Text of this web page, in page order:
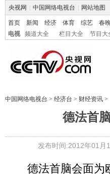
央视网 中国网络电视台 网站地图
首页 新闻 经济 体育 综艺 春
电视
频道大全 栏目大全 节目大
中国网络电视台 > 经济台 > 财经资讯 >
德法首
发布时间:2012年01月
德法首脑会面为